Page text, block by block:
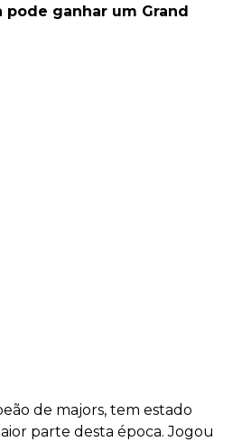
ganhar um Grand
de majors, tem estado
parte desta época. Jogou